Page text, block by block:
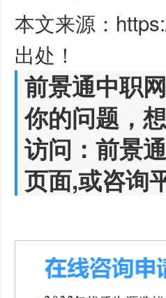
本文来源：
出处！
前景通中职
你的问题，
访问：前景
页面,或咨询